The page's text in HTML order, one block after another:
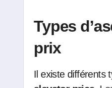
Types
prix
Il existe différents